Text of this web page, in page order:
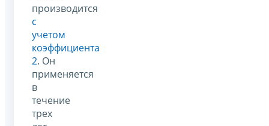
производится
с
учетом
коэффициента
2. Он
применяется
в
течение
трех